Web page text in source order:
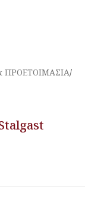
ΠΡΟΕΤΟΙΜΑΣΙΑ/